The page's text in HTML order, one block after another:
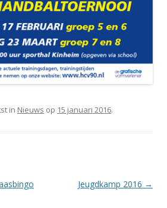
in Nieuws op 15 januari 2016.
Jeugdkamp 2016 →